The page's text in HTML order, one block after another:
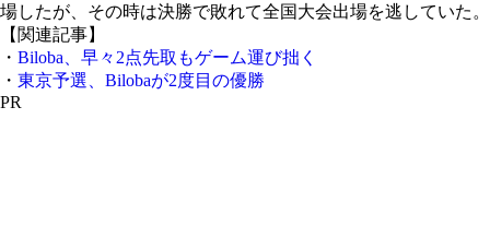
場したが、その時は決勝で敗れて全国大会出場を逃していた。
【関連記事】
・ Biloba、早々2点先取もゲーム運び拙く
・ 東京予選、Bilobaが2度目の優勝
PR